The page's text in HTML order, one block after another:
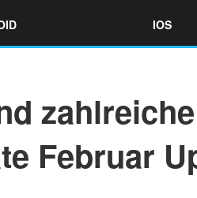
IOS
Februar